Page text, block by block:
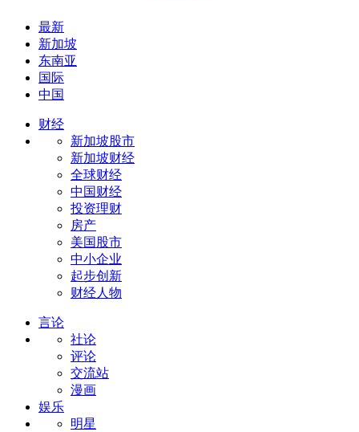
最新
新加坡
东南亚
国际
中国
财经
新加坡股市
新加坡财经
全球财经
中国财经
投资理财
房产
美国股市
中小企业
起步创新
财经人物
言论
社论
评论
交流站
漫画
娱乐
明星